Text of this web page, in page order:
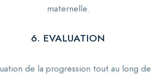
maternelle.
6. EVALUATION
de la progression tout au long de